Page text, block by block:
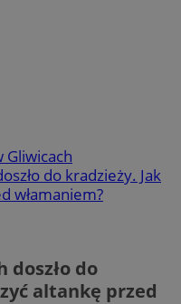
do kradzieży. Jak
włamaniem?
doszło do
altankę przed